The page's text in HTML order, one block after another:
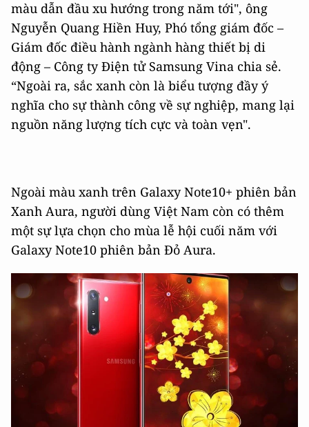
màu dẫn đầu xu hướng trong năm tới", ông
Nguyễn Quang Hiền Huy, Phó tổng giám đốc –
Giám đốc điều hành ngành hàng thiết bị di
động – Công ty Điện tử Samsung Vina chia sẻ.
“Ngoài ra, sắc xanh còn là biểu tượng đầy ý
nghĩa cho sự thành công về sự nghiệp, mang lại
nguồn năng lượng tích cực và toàn vẹn".
Ngoài màu xanh trên Galaxy Note10+ phiên bản
Xanh Aura, người dùng Việt Nam còn có thêm
một sự lựa chọn cho mùa lễ hội cuối năm với
Galaxy Note10 phiên bản Đỏ Aura.